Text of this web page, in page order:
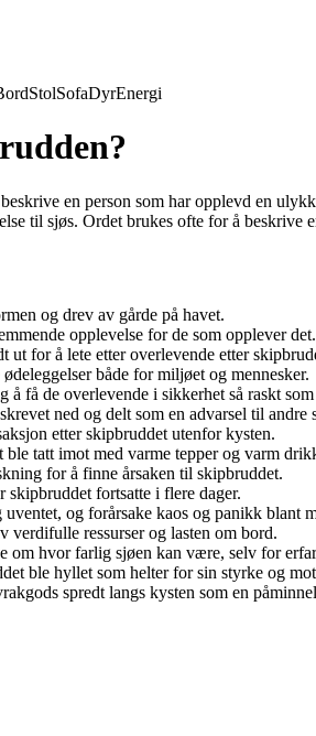
StolSofaDyrEnergi
en person som har opplevd en
til sjøs. Ordet brukes ofte for å beskrive
og drev av gårde på havet.
opplevelse for de som opplever det.
ut for å lete etter overlevende etter
både for miljøet og mennesker.
å få de overlevende i sikkerhet så raskt
ned og delt som en advarsel til andre
etter skipbruddet utenfor kysten.
tatt imot med varme tepper og varm
for å finne årsaken til skipbruddet.
skipbruddet fortsatte i flere dager.
og forårsake kaos og panikk blant
verdifulle ressurser og lasten om bord.
om hvor farlig sjøen kan være, selv for
ble hyllet som helter for sin styrke og
spredt langs kysten som en